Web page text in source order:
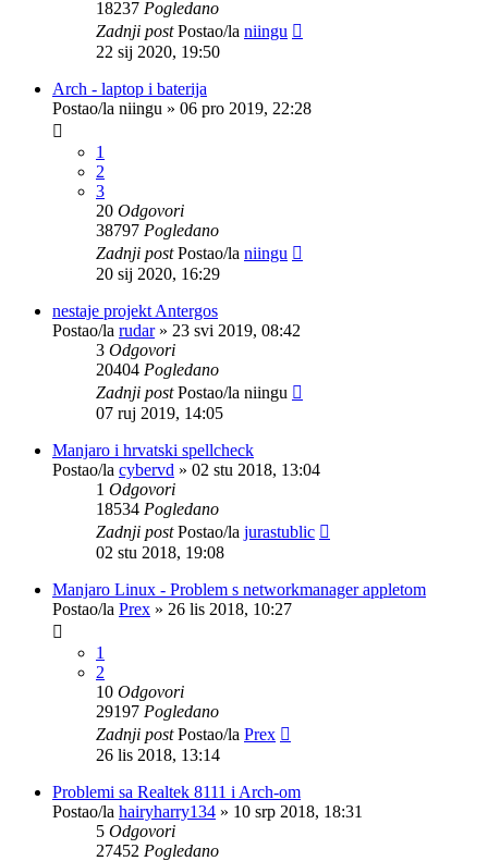
18237 Pogledano
Zadnji postPostao/la niingu
22 sij 2020, 19:50
Arch - laptop i baterija
Postao/la niingu » 06 pro 2019, 22:28
1
2
3
20 Odgovori
38797 Pogledano
Zadnji postPostao/la niingu
20 sij 2020, 16:29
nestaje projekt Antergos
Postao/la rudar» 23 svi 2019, 08:42
3 Odgovori
20404 Pogledano
Zadnji postPostao/la niingu
07 ruj 2019, 14:05
Manjaro i hrvatski spellcheck
Postao/la cybervd » 02 stu 2018, 13:04
1 Odgovori
18534 Pogledano
Zadnji postPostao/la jurastublic
02 stu 2018, 19:08
Manjaro Linux - Problem s networkmanager appletom
Postao/la Prex » 26 lis 2018, 10:27
1
2
10 Odgovori
29197 Pogledano
Zadnji postPostao/la Prex
26 lis 2018, 13:14
Problemi sa Realtek 8111 i Arch-om
Postao/la hairyharry134 » 10 srp 2018, 18:31
5 Odgovori
27452 Pogledano